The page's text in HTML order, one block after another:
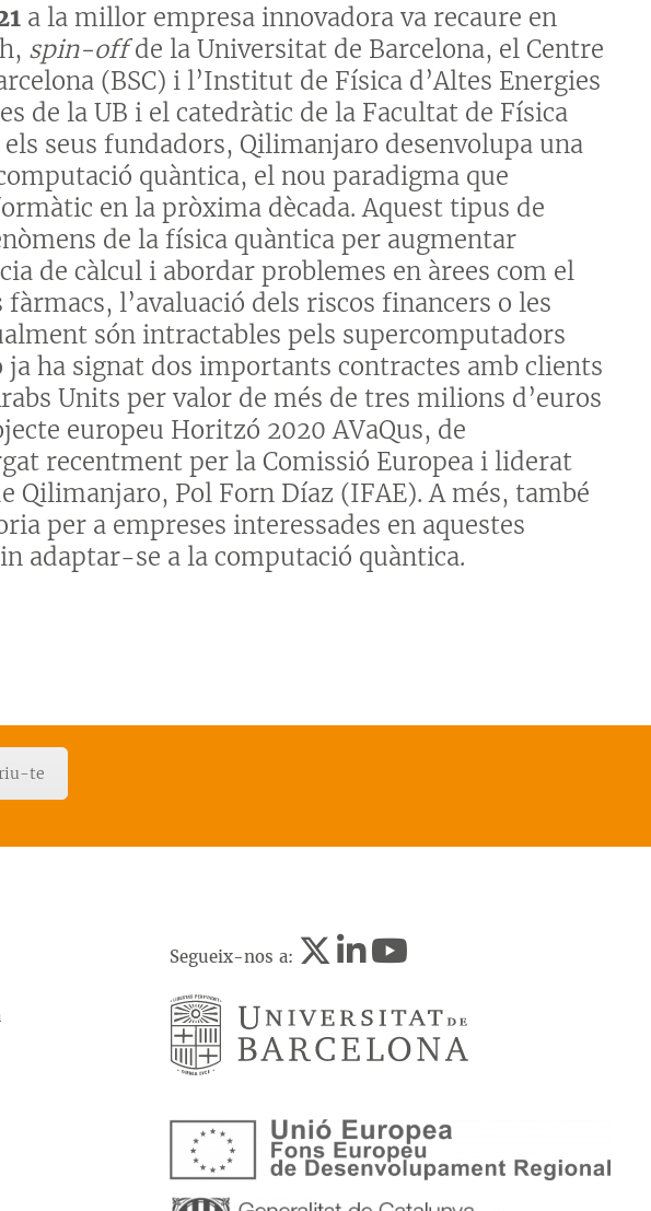
a la millor empresa innovadora va recaure en
spin-offde la Universitat de Barcelona, el Centre
(BSC) i l’Institut de Física d’Altes Energies
de la UB i el catedràtic de la Facultat de Física
seus fundadors, Qilimanjaro desenvolupa una
quàntica, el nou paradigma que
en la pròxima dècada. Aquest tipus de
de la física quàntica per augmentar
de càlcul i abordar problemes en àrees com el
l’avaluació dels riscos financers o les
són intractables pels supercomputadors
ja ha signat dos importants contractes amb clients
Units per valor de més de tres milions d’euros
europeu Horitzó 2020 AVaQus, de
recentment per la Comissió Europea i liderat
Qilimanjaro, Pol Forn Díaz (IFAE). A més, també
per a empreses interessades en aquestes
adaptar-se a la computació quàntica.
te
Segueix-nos a: